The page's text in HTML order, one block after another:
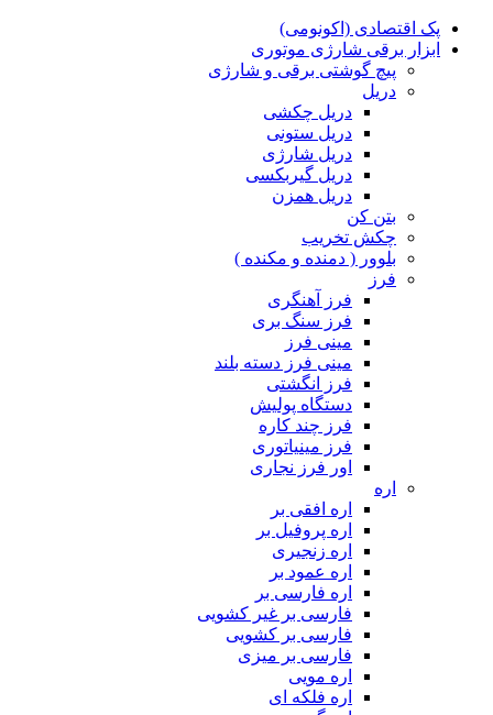
پک اقتصادی (اکونومی)
ابزار برقی شارژی موتوری
پیچ گوشتی برقی و شارژی
دریل
دریل چکشی
دریل ستونی
دریل شارژی
دریل گیربکسی
دریل همزن
بتن کن
چکش تخریب
بلوور ( دمنده و مکنده )
فرز
فرز آهنگری
فرز سنگ بری
مینی فرز
مینی فرز دسته بلند
فرز انگشتی
دستگاه پولیش
فرز چند کاره
فرز مینیاتوری
اور فرز نجاری
اره
اره افقی بر
اره پروفیل بر
اره زنجیری
اره عمود بر
اره فارسی بر
فارسی بر غیر کشویی
فارسی بر کشویی
فارسی بر میزی
اره مویی
اره فلکه ای